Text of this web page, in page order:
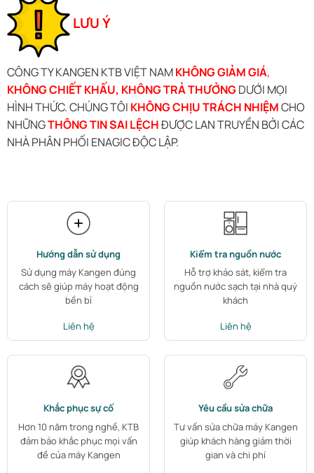
LƯU Ý
CÔNG TY KANGEN KTB VIỆT NAMKHÔNG GIẢM GIÁ,
KHÔNG CHIẾT KHẤU, KHÔNG TRẢ THƯỞNGDƯỚI MỌI
HÌNH THỨC. CHÚNG TÔI KHÔNG CHỊU TRÁCH NHIỆMCHO
NHỮNGTHÔNG TIN SAI LỆCHĐƯỢC LAN TRUYỀN BỞI CÁC
NHÀ PHÂN PHỐI ENAGIC ĐỘC LẬP.
Hướng dẫn sử dụng
Sử dụng máy Kangen đúng
cách sẽ giúp máy hoạt động
bền bỉ
Liên hệ
Kiểm tra nguồn nước
Hỗ trợ khảo sát, kiểm tra
nguồn nước sạch tại nhà quý
khách
Liên hệ
Khắc phục sự cố
Hơn 10 năm trong nghề, KTB
đảm bảo khắc phục mọi vấn
đề của máy Kangen
Yêu cầu sửa chữa
Tư vấn sửa chữa máy Kangen
giúp khách hàng giảm thời
gian và chi phí